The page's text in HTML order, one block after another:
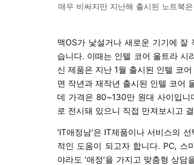
매우 비싸지만 지난해 출시된 노트북
맥OS가 낯설거나 새로운 기기에 잘
습니다. 이때는 인텔 코어 울트라 시
신 제품은 지난 1월 출시된 인텔 코
면 작년과 재작년 출시된 인텔 코어
데 가격은 80~130만 원대 사이입니
로 전시돼 있으니 직접 만져보시고
'IT애정남'은 IT제품이나 서비스의
적인 도움이 되고자 합니다. PC, 스
야라도 '애정'을 가지고 맞춤형 상담